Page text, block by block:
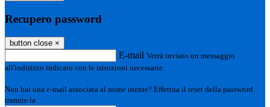
Recupero password
button close ×
E-mail Verrà inviato un messaggio
all'indirizzo indicato con le istruzioni necessarie.
Non hai una e-mail associata al nome utente? Effettua il reset della password
tramite la